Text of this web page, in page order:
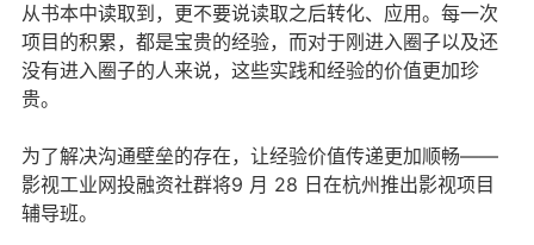
从书本中读取到，更不要说读取之后转化、应用。每一次
项目的积累，都是宝贵的经验，而对于刚进入圈子以及还
没有进入圈子的人来说，这些实践和经验的价值更加珍
贵。
为了解决沟通壁垒的存在，让经验价值传递更加顺畅——
影视工业网投融资社群将9 月 28 日在杭州推出影视项目
辅导班。